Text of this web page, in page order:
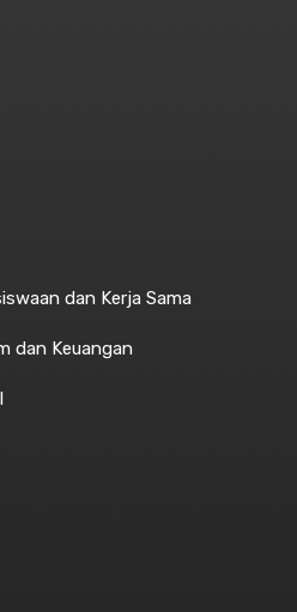
dan Kerja Sama
dan Keuangan